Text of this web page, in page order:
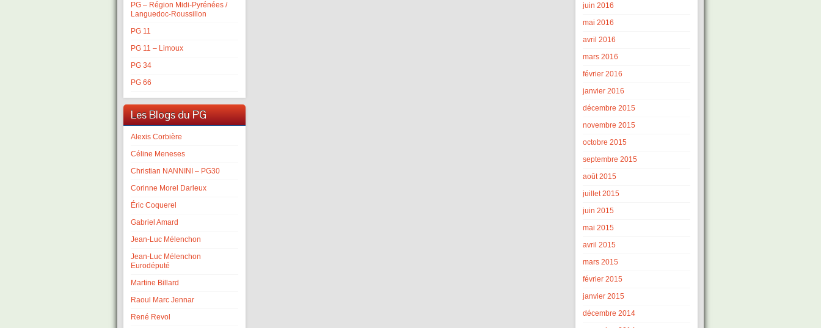
PG – Région Midi-Pyrénées /
Languedoc-Roussillon
PG 11
PG 11 – Limoux
PG 34
PG 66
Les Blogs du PG
Alexis Corbière
Céline Meneses
Christian NANNINI – PG30
Corinne Morel Darleux
Éric Coquerel
Gabriel Amard
Jean-Luc Mélenchon
Jean-Luc Mélenchon
Eurodéputé
Martine Billard
Raoul Marc Jennar
René Revol
juin 2016
mai 2016
avril 2016
mars 2016
février 2016
janvier 2016
décembre 2015
novembre 2015
octobre 2015
septembre 2015
août 2015
juillet 2015
juin 2015
mai 2015
avril 2015
mars 2015
février 2015
janvier 2015
décembre 2014